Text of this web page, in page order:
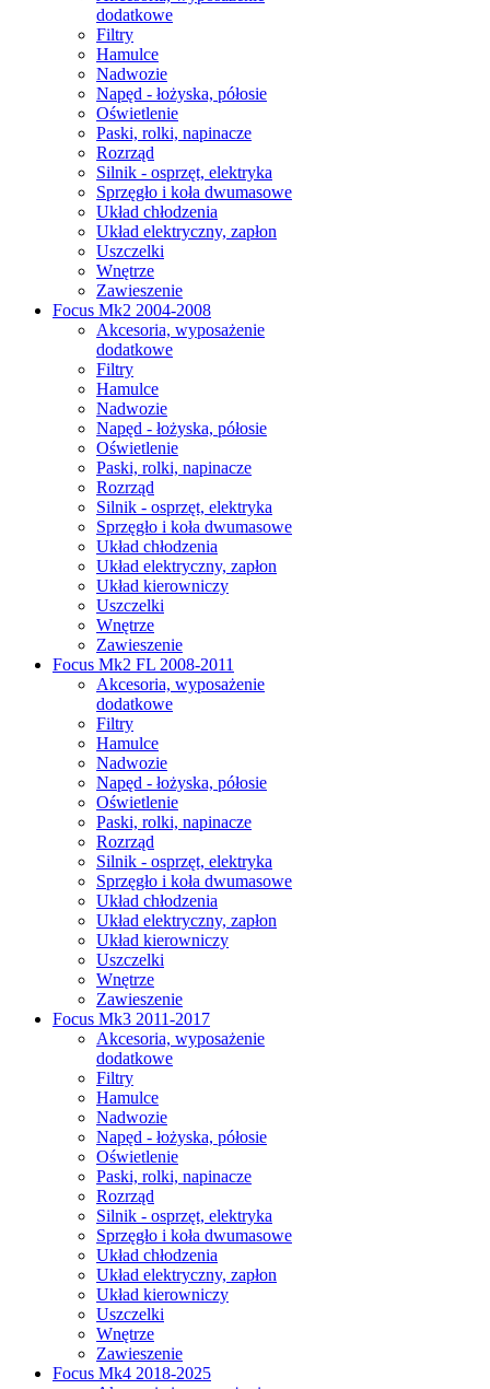
dodatkowe
Filtry
Hamulce
Nadwozie
Napęd - łożyska, półosie
Oświetlenie
Paski, rolki, napinacze
Rozrząd
Silnik - osprzęt, elektryka
Sprzęgło i koła dwumasowe
Układ chłodzenia
Układ elektryczny, zapłon
Uszczelki
Wnętrze
Zawieszenie
Focus Mk2 2004-2008
Akcesoria, wyposażenie
dodatkowe
Filtry
Hamulce
Nadwozie
Napęd - łożyska, półosie
Oświetlenie
Paski, rolki, napinacze
Rozrząd
Silnik - osprzęt, elektryka
Sprzęgło i koła dwumasowe
Układ chłodzenia
Układ elektryczny, zapłon
Układ kierowniczy
Uszczelki
Wnętrze
Zawieszenie
Focus Mk2 FL 2008-2011
Akcesoria, wyposażenie
dodatkowe
Filtry
Hamulce
Nadwozie
Napęd - łożyska, półosie
Oświetlenie
Paski, rolki, napinacze
Rozrząd
Silnik - osprzęt, elektryka
Sprzęgło i koła dwumasowe
Układ chłodzenia
Układ elektryczny, zapłon
Układ kierowniczy
Uszczelki
Wnętrze
Zawieszenie
Focus Mk3 2011-2017
Akcesoria, wyposażenie
dodatkowe
Filtry
Hamulce
Nadwozie
Napęd - łożyska, półosie
Oświetlenie
Paski, rolki, napinacze
Rozrząd
Silnik - osprzęt, elektryka
Sprzęgło i koła dwumasowe
Układ chłodzenia
Układ elektryczny, zapłon
Układ kierowniczy
Uszczelki
Wnętrze
Zawieszenie
Focus Mk4 2018-2025